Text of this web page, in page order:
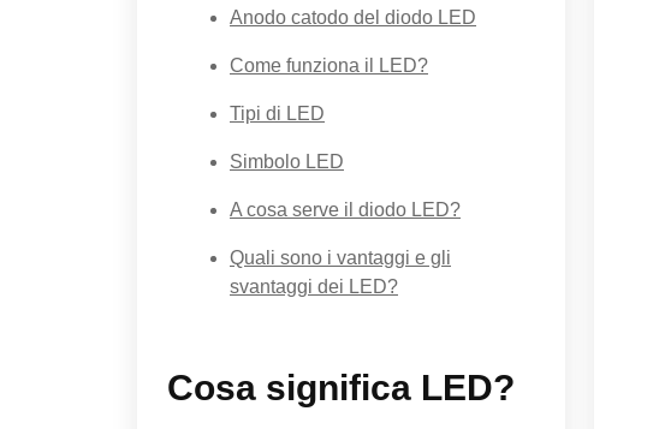
Anodo catodo del diodo LED
Come funziona il LED?
Tipi di LED
Simbolo LED
A cosa serve il diodo LED?
Quali sono i vantaggi e gli
svantaggi dei LED?
Cosa significa LED?